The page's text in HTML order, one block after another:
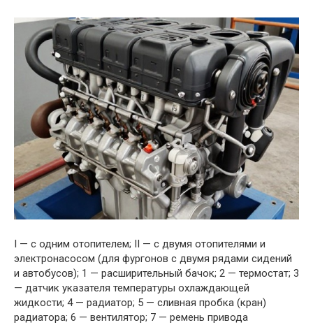
I — с одним отопителем; II — с двумя отопителями и
электронасосом (для фургонов с двумя рядами сидений
и автобусов); 1 — расширительный бачок; 2 — термостат; 3
— датчик указателя температуры охлаждающей
жидкости; 4 — радиатор; 5 — сливная пробка (кран)
радиатора; 6 — вентилятор; 7 — ремень привода